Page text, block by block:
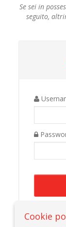
Se sei in
seguito,
Cookie